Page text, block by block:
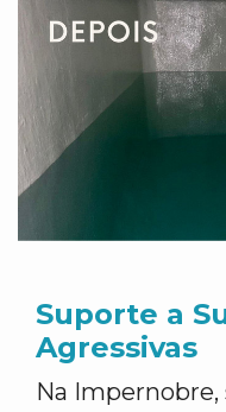
Suporte a
Agressivas
Na